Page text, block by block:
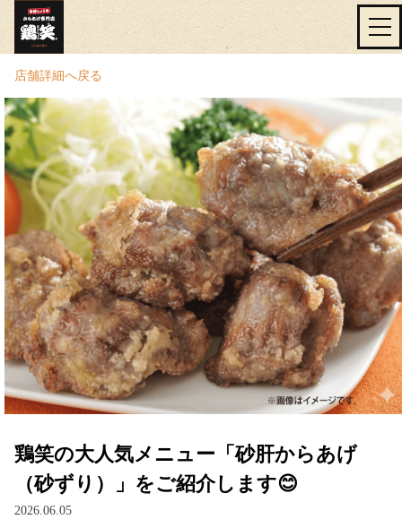
店舗詳細へ戻る
鶏笑の大人気メニュー「砂肝からあげ
（砂ずり）」をご紹介します😊
2026.06.05